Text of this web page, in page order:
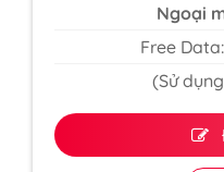
Ngoại
Free
(Sử